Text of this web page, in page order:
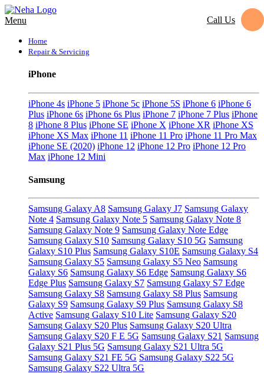
Menu Call Us
Home
Repair & Servicing
iPhone
iPhone 4s iPhone 5 iPhone 5c iPhone 5S iPhone 6 iPhone 6
Plus iPhone 6s iPhone 6s Plus iPhone 7 iPhone 7 Plus iPhone
8 iPhone 8 Plus iPhone SE iPhone X iPhone XR iPhone XS
iPhone XS Max iPhone 11 iPhone 11 Pro iPhone 11 Pro Max
iPhone SE (2020) iPhone 12 iPhone 12 Pro iPhone 12 Pro
Max iPhone 12 Mini
Samsung
Samsung Galaxy A8 Samsung Galaxy J7 Samsung Galaxy
Note 4 Samsung Galaxy Note 5 Samsung Galaxy Note 8
Samsung Galaxy Note 9 Samsung Galaxy Note Edge
Samsung Galaxy S10 Samsung Galaxy S10 5G Samsung
Galaxy S10 Plus Samsung Galaxy S10E Samsung Galaxy S4
Samsung Galaxy S5 Samsung Galaxy S5 Neo Samsung
Galaxy S6 Samsung Galaxy S6 Edge Samsung Galaxy S6
Edge Plus Samsung Galaxy S7 Samsung Galaxy S7 Edge
Samsung Galaxy S8 Samsung Galaxy S8 Plus Samsung
Galaxy S9 Samsung Galaxy S9 Plus Samsung Galaxy S8
Active Samsung Galaxy S10 Lite Samsung Galaxy S20
Samsung Galaxy S20 Plus Samsung Galaxy S20 Ultra
Samsung Galaxy S20 F E 5G Samsung Galaxy S21 Samsung
Galaxy S21 Plus 5G Samsung Galaxy S21 Ultra 5G
Samsung Galaxy S21 FE 5G Samsung Galaxy S22 5G
Samsung Galaxy S22 Ultra 5G